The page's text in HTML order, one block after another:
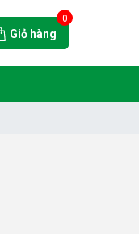
0
Giỏ hàng